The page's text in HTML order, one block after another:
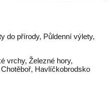
do přírody, Půldenní výlety,
vrchy, Železné hory,
Chotěboř, Havlíčkobrodsko